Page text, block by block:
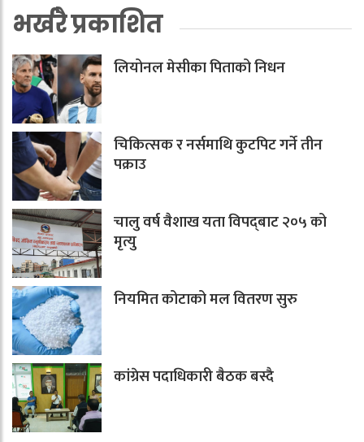
भर्खरै प्रकाशित
लियोनल मेसीका पिताको निधन
चिकित्सक र नर्समाथि कुटपिट गर्ने तीन
पक्राउ
चालु वर्ष वैशाख यता विपद्‌बाट २०५ को
मृत्यु
नियमित कोटाको मल वितरण सुरु
कांग्रेस पदाधिकारी बैठक बस्दै